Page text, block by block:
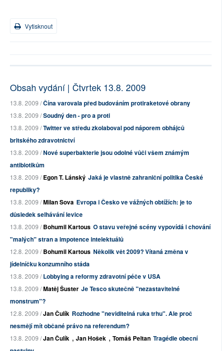
Vytisknout
Obsah vydání | Čtvrtek 13.8. 2009
13.8. 2009 /Čína varovala před budováním protiraketové obrany
13.8. 2009 /Soudný den - pro a proti
13.8. 2009 /Twitter ve středu zkolaboval pod náporem obhájců
britského zdravotnictví
13.8. 2009 /Nové superbakterie jsou odolné vůči všem známým
antibiotikům
13.8. 2009 /Egon T. Lánský Jaká je vlastně zahraniční politika České
republiky?
13.8. 2009 /Milan Sova Evropa i Česko ve vážných obtížích: je to
důsledek selhávání levice
13.8. 2009 /Bohumil Kartous O stavu veřejné scény vypovídá i chování
"malých" stran a impotence intelektuálů
12.8. 2009 /Bohumil Kartous Několik vět 2009? Vítaná změna v
jídelníčku konzumního stáda
13.8. 2009 /Lobbying a reformy zdravotní péče v USA
13.8. 2009 /Matěj Šuster Je Tesco skutečně "nezastavitelné
monstrum"?
12.8. 2009 /Jan Čulík Rozhodne "neviditelná ruka trhu". Ale proč
nesmějí mít občané právo na referendum?
13.8. 2009 /Jan Čulík , Jan Hošek , Tomáš Peltan Tragédie obecní